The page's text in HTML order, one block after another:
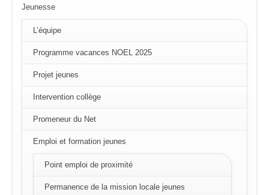
Jeunesse
L’équipe
Programme vacances NOEL 2025
Projet jeunes
Intervention collège
Promeneur du Net
Emploi et formation jeunes
Point emploi de proximité
Permanence de la mission locale jeunes